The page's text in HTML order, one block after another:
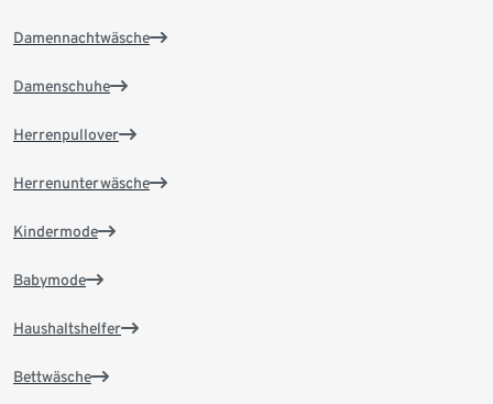
Damennachtwäsche
Damenschuhe
Herrenpullover
Herrenunterwäsche
Kindermode
Babymode
Haushaltshelfer
Bettwäsche